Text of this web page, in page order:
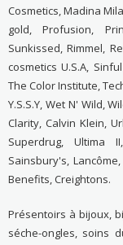
Cosmetics, Madina
gold, Profusion,
Sunkissed, Rimmel,
cosmetics U.S.A,
The Color Institute,
Y.S.S.Y, Wet N' Wild,
Clarity, Calvin Klein,
Superdrug, Ultima
Sainsbury's,
Benefits, Creightons.
Présentoirs à bijoux,
séche-ongles, soins